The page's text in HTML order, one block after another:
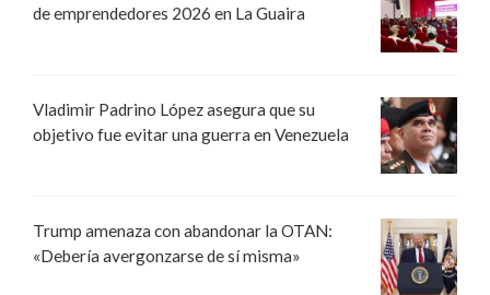
de emprendedores 2026 en La Guaira
Vladimir Padrino López asegura que su
objetivo fue evitar una guerra en Venezuela
Trump amenaza con abandonar la OTAN:
«Debería avergonzarse de sí misma»